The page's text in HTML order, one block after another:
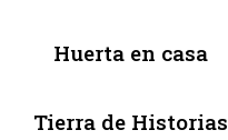
Huerta en casa
Tierra de Historias